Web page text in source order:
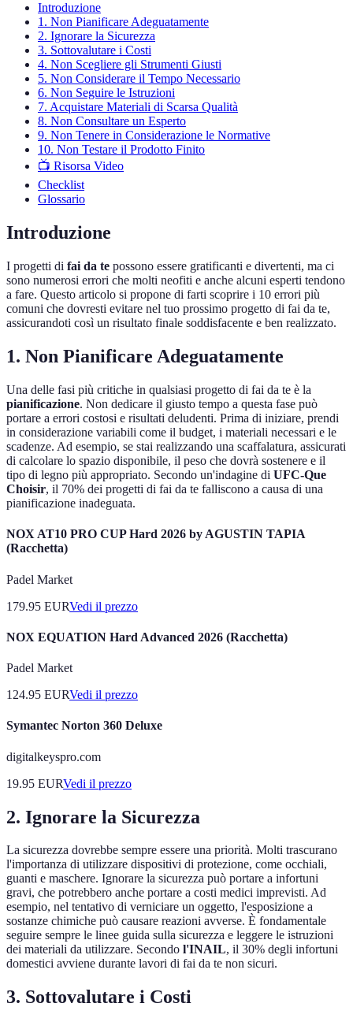
Introduzione
1. Non Pianificare Adeguatamente
2. Ignorare la Sicurezza
3. Sottovalutare i Costi
4. Non Scegliere gli Strumenti Giusti
5. Non Considerare il Tempo Necessario
6. Non Seguire le Istruzioni
7. Acquistare Materiali di Scarsa Qualità
8. Non Consultare un Esperto
9. Non Tenere in Considerazione le Normative
10. Non Testare il Prodotto Finito
📺 Risorsa Video
Checklist
Glossario
Introduzione
I progetti di fai da te possono essere gratificanti e divertenti, ma ci
sono numerosi errori che molti neofiti e anche alcuni esperti tendono
a fare. Questo articolo si propone di farti scoprire i 10 errori più
comuni che dovresti evitare nel tuo prossimo progetto di fai da te,
assicurandoti così un risultato finale soddisfacente e ben realizzato.
1. Non Pianificare Adeguatamente
Una delle fasi più critiche in qualsiasi progetto di fai da te è la
pianificazione. Non dedicare il giusto tempo a questa fase può
portare a errori costosi e risultati deludenti. Prima di iniziare, prendi
in considerazione variabili come il budget, i materiali necessari e le
scadenze. Ad esempio, se stai realizzando una scaffalatura, assicurati
di calcolare lo spazio disponibile, il peso che dovrà sostenere e il
tipo di legno più appropriato. Secondo un'indagine di UFC-Que
Choisir, il 70% dei progetti di fai da te falliscono a causa di una
pianificazione inadeguata.
NOX AT10 PRO CUP Hard 2026 by AGUSTIN TAPIA
(Racchetta)
Padel Market
179.95 EURVedi il prezzo
NOX EQUATION Hard Advanced 2026 (Racchetta)
Padel Market
124.95 EURVedi il prezzo
Symantec Norton 360 Deluxe
digitalkeyspro.com
19.95 EURVedi il prezzo
2. Ignorare la Sicurezza
La sicurezza dovrebbe sempre essere una priorità. Molti trascurano
l'importanza di utilizzare dispositivi di protezione, come occhiali,
guanti e maschere. Ignorare la sicurezza può portare a infortuni
gravi, che potrebbero anche portare a costi medici imprevisti. Ad
esempio, nel tentativo di verniciare un oggetto, l'esposizione a
sostanze chimiche può causare reazioni avverse. È fondamentale
seguire sempre le linee guida sulla sicurezza e leggere le istruzioni
dei materiali da utilizzare. Secondo l'INAIL, il 30% degli infortuni
domestici avviene durante lavori di fai da te non sicuri.
3. Sottovalutare i Costi